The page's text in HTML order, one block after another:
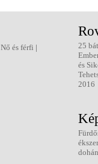
Nő és férfi |
25
és
2016